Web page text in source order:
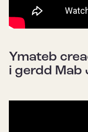
Ymateb
i gerdd Mab